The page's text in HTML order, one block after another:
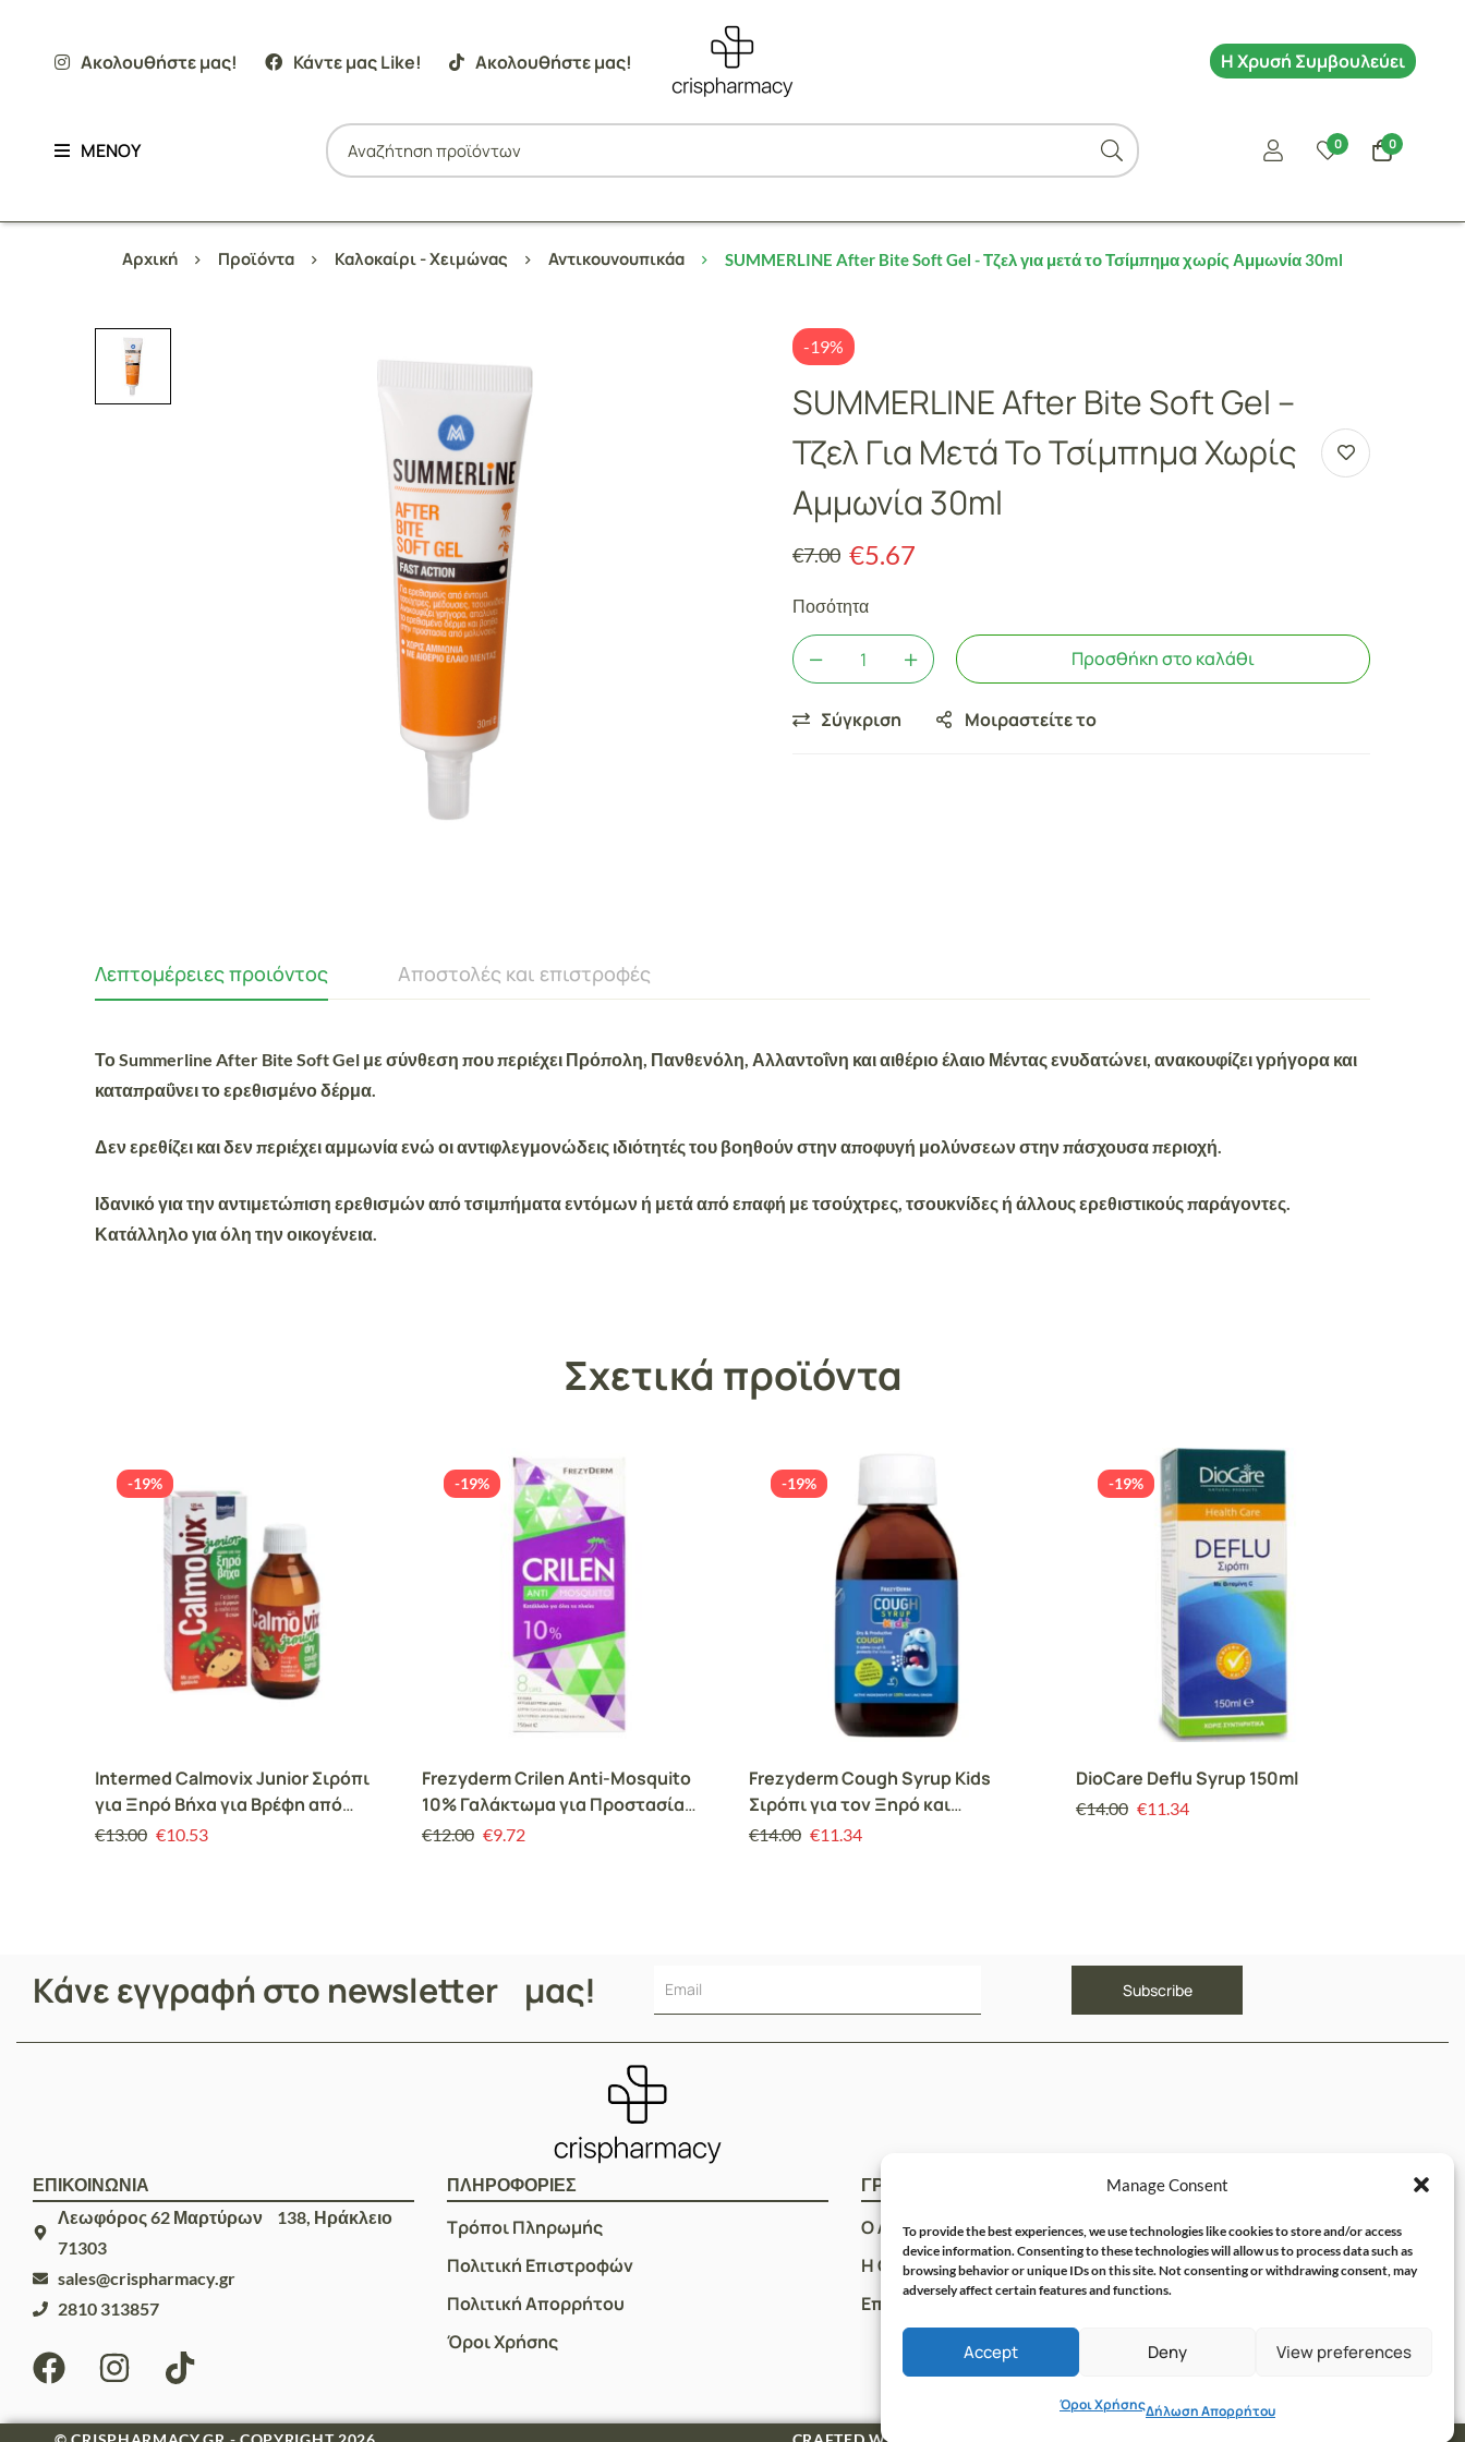
Manage Consent
To provide the best experiences, we use technologies like cookies to store and/or access
device information. Consenting to these technologies will allow us to process data such as
browsing behavior or unique IDs on this site. Not consenting or withdrawing consent, may
adversely affect certain features and functions.
Accept Deny View preferences
Όροι ΧρήσηςΔήλωση Απορρήτου
ΜΕΝΟΥ 0 0
Ακολουθήστε μας! Κάντε μας Like! Ακολουθήστε μας! Η Χρυσή Συμβουλεύει
Αρχική Προϊόντα Καλοκαίρι - Χειμώνας Αντικουνουπικάα SUMMERLINE After Bite Soft Gel - Τζελ για μετά το Τσίμπημα χωρίς Αμμωνία 30ml
-19%
SUMMERLINE After Bite Soft Gel –
Τζελ Για Μετά Το Τσίμπημα Χωρίς
Αμμωνία 30ml
€7.00 €5.67
Ποσότητα
Προσθήκη στο καλάθι
Σύγκριση Μοιραστείτε το
Λεπτομέρειες προιόντος Αποστολές και επιστροφές
Το Summerline After Bite Soft Gel με σύνθεση που περιέχει Πρόπολη, Πανθενόλη, Αλλαντοΐνη και αιθέριο έλαιο Μέντας ενυδατώνει, ανακουφίζει γρήγορα και
καταπραΰνει το ερεθισμένο δέρμα.
Δεν ερεθίζει και δεν περιέχει αμμωνία ενώ οι αντιφλεγμονώδεις ιδιότητές του βοηθούν στην αποφυγή μολύνσεων στην πάσχουσα περιοχή.
Ιδανικό για την αντιμετώπιση ερεθισμών από τσιμπήματα εντόμων ή μετά από επαφή με τσούχτρες, τσουκνίδες ή άλλους ερεθιστικούς παράγοντες.
Κατάλληλο για όλη την οικογένεια.
Σχετικά προϊόντα
-19%
Intermed Calmovix Junior Σιρόπι
για Ξηρό Βήχα για Βρέφη από
6μηνών & Παιδιά ως 6ετών Γεύση
€13.00 €10.53
-19%
Frezyderm Crilen Anti-Mosquito
10% Γαλάκτωμα για Προστασία
από Κουνούπια 150 ml
€12.00 €9.72
-19%
Frezyderm Cough Syrup Kids
Σιρόπι για τον Ξηρό και
Παραγωγικό Βήχα με Γεύση
€14.00 €11.34
-19%
DioCare Deflu Syrup 150ml
€14.00 €11.34
Κάνε εγγραφή στο newsletter μας!
ΕΠΙΚΟΙΝΩΝΙΑ
Λεωφόρος 62 Μαρτύρων 138, Ηράκλειο
71303
sales@crispharmacy.gr
2810 313857
ΠΛΗΡΟΦΟΡΙΕΣ
Τρόποι Πληρωμής
Πολιτική Επιστροφών
Πολιτική Απορρήτου
Όροι Χρήσης
ΓΡΗΓΟΡOI ΣΥΝΔΕΣΜΟΙ
Ο Λογαριασμός μου
Η Ομάδα μας
Επικοινωνία